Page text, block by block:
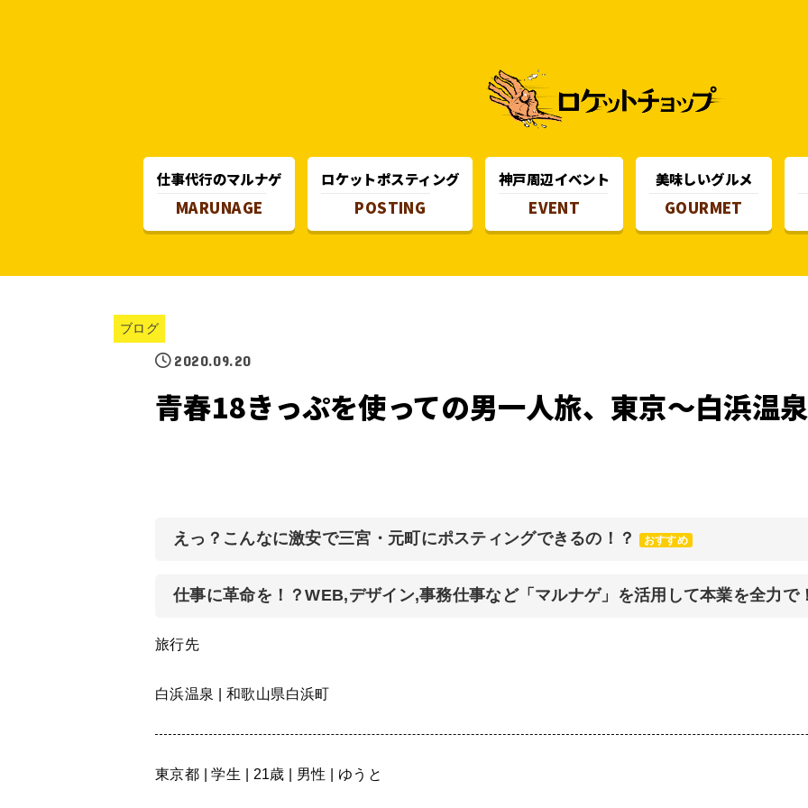
仕事代行のマルナゲ
MARUNAGE
ロケットポスティング
POSTING
神戸周辺イベント
EVENT
美味しいグルメ
GOURMET
ブログ
2020.09.20
青春18きっぷを使っての男一人旅、東京〜白浜温
えっ？こんなに激安で三宮・元町にポスティングできるの！？ おすすめ
仕事に革命を！？WEB,デザイン,事務仕事など「マルナゲ」を活用して本業を全力で！
旅行先
白浜温泉 | 和歌山県白浜町
東京都 | 学生 | 21歳 | 男性 | ゆうと